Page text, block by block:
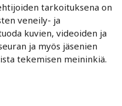
tarkoituksena on
veneily- ja
kuvien, videoiden ja
ja myös jäsenien
tekemisen meininkiä.